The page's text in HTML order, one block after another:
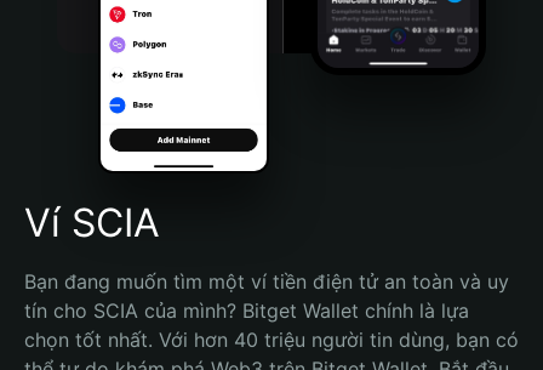
Português (Brasil)
Español (Argentina)
Ví SCIA
Bạn đang muốn tìm một ví tiền điện tử an toàn và uy
tín cho SCIA của mình? Bitget Wallet chính là lựa
chọn tốt nhất. Với hơn 40 triệu người tin dùng, bạn có